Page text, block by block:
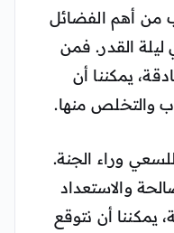
من أهم الفضائل
القدر. فمن
يمكننا أن
والتخلص منها.
وراء الجنة.
والاستعداد
يمكننا أن نتوقع